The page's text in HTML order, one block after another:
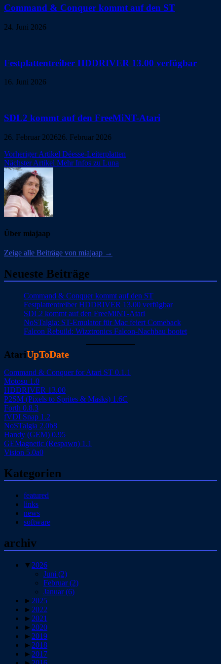
Command & Conquer kommt auf den ST
24. Juni 2026
Festplattentreiber HDDRIVER 13.00 verfügbar
16. Juni 2026
SDL2 kommt auf den FreeMiNT-Atari
26. Februar 202626. Februar 2026
Beitragsnavigation
Vorheriger Artikel Déesse-Leiterplatten
Nächster Artikel Mehr Infos zu Luna
Über miajaap
Zeige alle Beiträge von miajaap →
Neueste Beiträge
Command & Conquer kommt auf den ST
Festplattentreiber HDDRIVER 13.00 verfügbar
SDL2 kommt auf den FreeMiNT-Atari
NoSTalgia: ST-Emulator für Mac feiert Comeback
Falcon Rebuild: Wizztronics Falcon-Nachbau bootet
AtariUpToDate
Command & Conquer for Atari ST 0.1.1
Motosu 1.0
HDDRIVER 13.00
P2SM (Pixels to Sprites & Masks) 1.6C
Forth 0.8.3
fVDI Snap 1.2
NoSTalgia 2.0b8
Handy (GEM) 0.95
GEMagnetic (Respawn) 1.1
Vision 5.0a0
Kategorien
featured
links
news
software
archiv
▼ 2026
Juni (2)
Februar(2)
Januar(6)
► 2025
► 2022
► 2021
► 2020
► 2019
► 2018
► 2017